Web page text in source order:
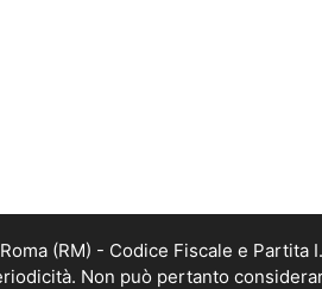
(RM) - Codice Fiscale e Partita
Non può pertanto